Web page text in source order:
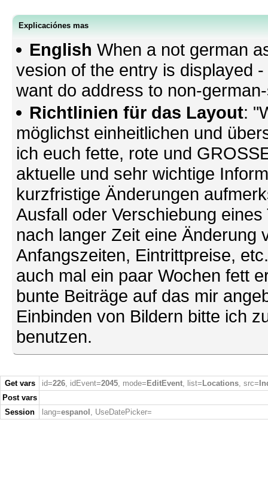
Explicaciónes mas
English When a not german
vesion of the entry is displayed
want do address to non-
Richtlinien für das Layout:
möglichst einheitlichen und
ich euch fette, rote und
aktuelle und sehr wichtige
kurzfristige Änderungen
Ausfall oder Verschiebung
nach langer Zeit eine Änderung
Anfangszeiten, Eintrittpreise,
auch mal ein paar Wochen fett
bunte Beiträge auf das mir
Einbinden von Bildern bitte ich
benutzen.
Get vars id=226, idEvent=2045, mode= EditEvent, list= Locations, src=
Post vars
Session
lang=espanol , UseDatePicker=